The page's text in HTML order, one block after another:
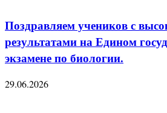
Поздравляем учеников с
результатами на Едином
экзамене по биологии.
29.06.2026